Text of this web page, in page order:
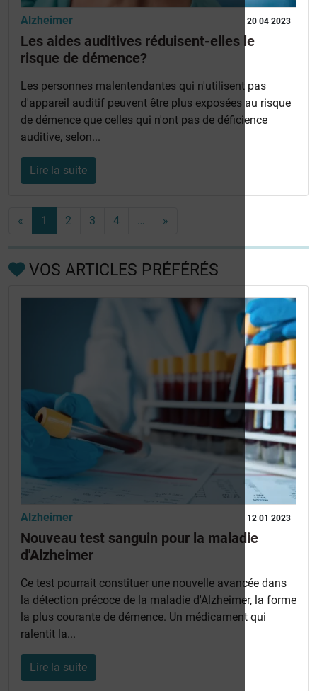
20 04 2023
Alzheimer
Les aides auditives réduisent-elles le
risque de démence?
Les personnes malentendantes qui n'utilisent pas
d'appareil auditif peuvent être plus exposées au risque
de démence que celles qui n'ont pas de déficience
auditive, selon...
Lire la suite
« 1 2 3 4 … »
VOS ARTICLES PRÉFÉRÉS
12 01 2023
Alzheimer
Nouveau test sanguin pour la maladie
d'Alzheimer
Ce test pourrait constituer une nouvelle avancée dans
la détection précoce de la maladie d'Alzheimer, la forme
la plus courante de démence. Un médicament qui
ralentit la...
Lire la suite